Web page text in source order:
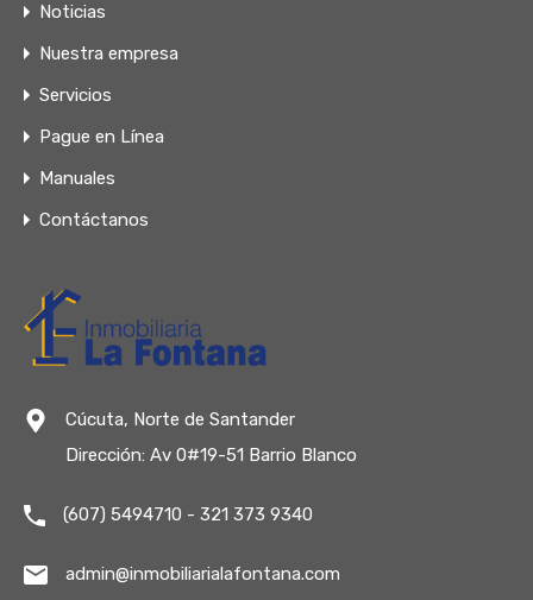
Noticias
Nuestra empresa
Servicios
Pague en Línea
Manuales
Contáctanos
Cúcuta, Norte de Santander
Dirección: Av 0#19-51 Barrio Blanco
(607) 5494710 - 321 373 9340
admin@inmobiliarialafontana.com